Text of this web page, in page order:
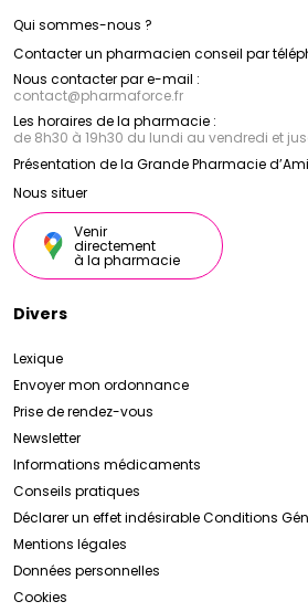
Qui sommes-nous ?
Contacter un pharmacien conseil par
Nous contacter par e-mail :
contact@pharmaforce.fr
Les horaires de la pharmacie :
de 8h30 à 19h30 du lundi au vendredi et
Présentation de la Grande Pharmacie
Nous situer
Venir
directement
à la pharmacie
Divers
Lexique
Envoyer mon ordonnance
Prise de rendez-vous
Newsletter
Informations médicaments
Conseils pratiques
Déclarer un effet indésirableConditions
Mentions légales
Données personnelles
Cookies